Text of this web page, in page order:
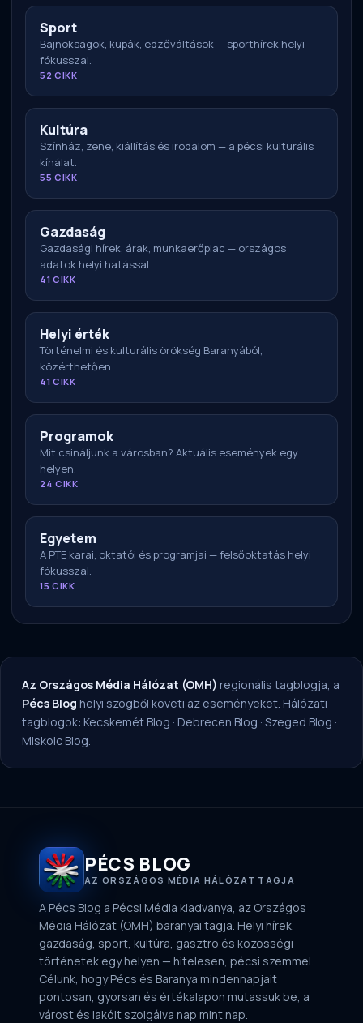
Sport
Bajnokságok, kupák, edzőváltások — sporthírek helyi
fókusszal.
52 CIKK
Kultúra
Színház, zene, kiállítás és irodalom — a pécsi kulturális
kínálat.
55 CIKK
Gazdaság
Gazdasági hírek, árak, munkaerőpiac — országos
adatok helyi hatással.
41 CIKK
Helyi érték
Történelmi és kulturális örökség Baranyából,
közérthetően.
41 CIKK
Programok
Mit csináljunk a városban? Aktuális események egy
helyen.
24 CIKK
Egyetem
A PTE karai, oktatói és programjai — felsőoktatás helyi
fókusszal.
15 CIKK
Az Országos Média Hálózat (OMH) regionális tagblogja, a
Pécs Blog helyi szögből követi az eseményeket. Hálózati
tagblogok: Kecskemét Blog · Debrecen Blog · Szeged Blog ·
Miskolc Blog.
PÉCS BLOG
AZ ORSZÁGOS MÉDIA HÁLÓZAT TAGJA
A Pécs Blog a Pécsi Média kiadványa, az Országos
Média Hálózat (OMH) baranyai tagja. Helyi hírek,
gazdaság, sport, kultúra, gasztro és közösségi
történetek egy helyen — hitelesen, pécsi szemmel.
Célunk, hogy Pécs és Baranya mindennapjait
pontosan, gyorsan és értékalapon mutassuk be, a
várost és lakóit szolgálva nap mint nap.